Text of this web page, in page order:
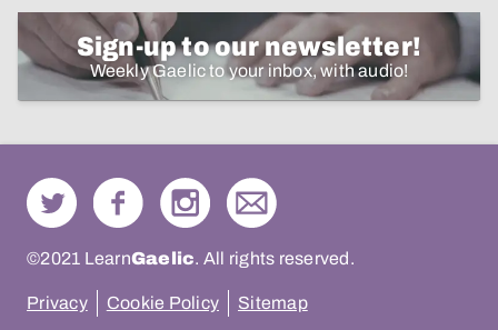
Sign-up to our newsletter!
Weekly Gaelic to your inbox, with audio!
©2021 LearnGaelic. All rights reserved.
Privacy Cookie Policy Sitemap